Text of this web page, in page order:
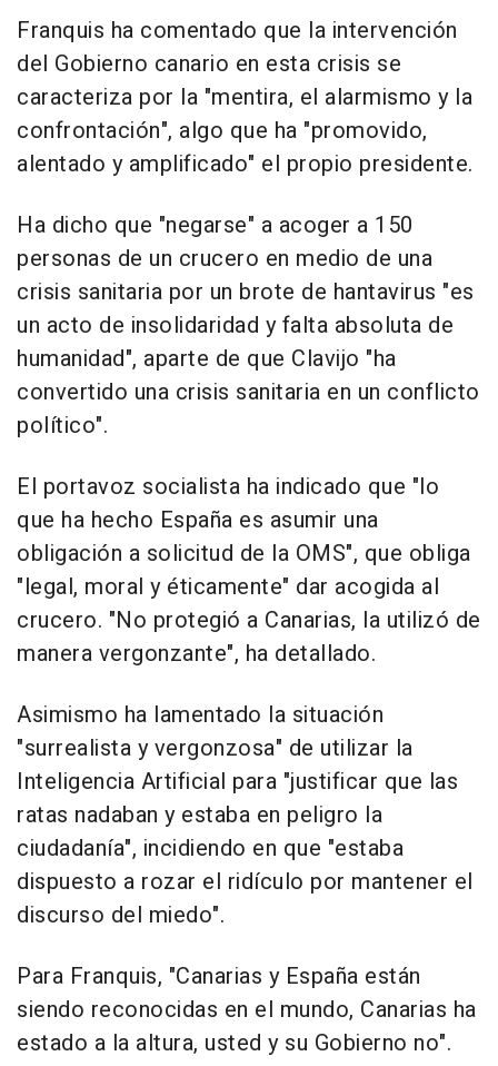
Franquis ha comentado que la intervención
del Gobierno canario en esta crisis se
caracteriza por la "mentira, el alarmismo y la
confrontación", algo que ha "promovido,
alentado y amplificado" el propio presidente.
Ha dicho que "negarse" a acoger a 150
personas de un crucero en medio de una
crisis sanitaria por un brote de hantavirus "es
un acto de insolidaridad y falta absoluta de
humanidad", aparte de que Clavijo "ha
convertido una crisis sanitaria en un conflicto
político".
El portavoz socialista ha indicado que "lo
que ha hecho España es asumir una
obligación a solicitud de la OMS", que obliga
"legal, moral y éticamente" dar acogida al
crucero. "No protegió a Canarias, la utilizó de
manera vergonzante", ha detallado.
Asimismo ha lamentado la situación
"surrealista y vergonzosa" de utilizar la
Inteligencia Artificial para "justificar que las
ratas nadaban y estaba en peligro la
ciudadanía", incidiendo en que "estaba
dispuesto a rozar el ridículo por mantener el
discurso del miedo".
Para Franquis, "Canarias y España están
siendo reconocidas en el mundo, Canarias ha
estado a la altura, usted y su Gobierno no".